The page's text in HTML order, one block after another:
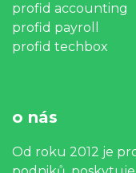
profid accounting
profid payroll
profid techbox
o nás
Od roku 2012 je